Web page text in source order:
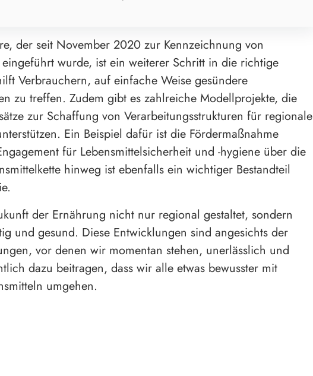
der seit November 2020 zur Kennzeichnung von
eingeführt wurde, ist ein weiterer Schritt in die richtige
Verbrauchern, auf einfache Weise gesündere
zu treffen. Zudem gibt es zahlreiche Modellprojekte, die
zur Schaffung von Verarbeitungsstrukturen für regionale
Ein Beispiel dafür ist die Fördermaßnahme
für Lebensmittelsicherheit und -hygiene über die
hinweg ist ebenfalls ein wichtiger Bestandteil
der Ernährung nicht nur regional gestaltet, sondern
und gesund. Diese Entwicklungen sind angesichts der
vor denen wir momentan stehen, unerlässlich und
dazu beitragen, dass wir alle etwas bewusster mit
umgehen.